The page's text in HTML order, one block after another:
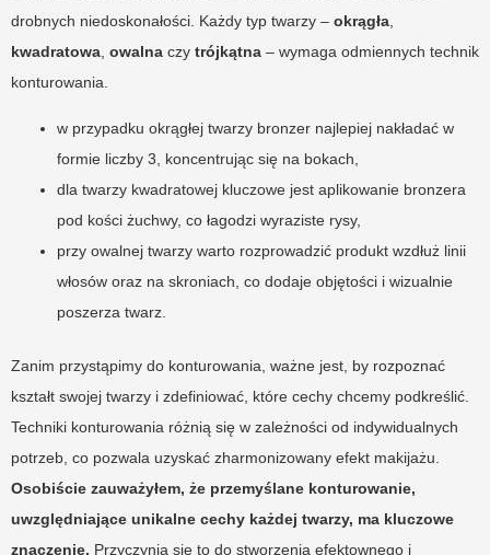
drobnych niedoskonałości. Każdy typ twarzy – okrągła
kwadratowa owalna czy trójkątna – wymaga odmiennych technik
konturowania.
w przypadku okrągłej twarzy bronzer najlepiej nakładać w
formie liczby 3, koncentrując się na bokach,
dla twarzy kwadratowej kluczowe jest aplikowanie bronzera
pod kości żuchwy, co łagodzi wyraziste rysy,
przy owalnej twarzy warto rozprowadzić produkt wzdłuż linii
włosów oraz na skroniach, co dodaje objętości i wizualnie
poszerza twarz.
Zanim przystąpimy do konturowania, ważne jest, by rozpoznać
kształt swojej twarzy i zdefiniować, które cechy chcemy podkreślić.
Techniki konturowania różnią się w zależności od indywidualnych
potrzeb, co pozwala uzyskać zharmonizowany efekt makijażu.
Osobiście zauważyłem, że przemyślane konturowanie,
uwzględniające unikalne cechy każdej twarzy, ma kluczowe
znaczenie. Przyczynia się to do stworzenia efektownego i